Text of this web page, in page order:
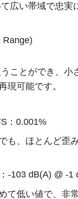
広い帯域で忠実
Range)
ことができ、小
現可能です。
：0.001%
も、ほとんど歪
-103 dB(A) @ -1
て低い値で、非